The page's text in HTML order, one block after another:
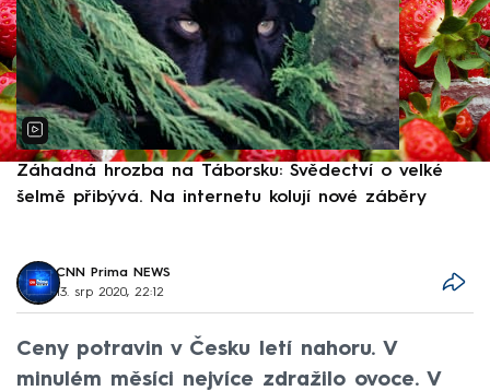
Záhadná hrozba na Táborsku: Svědectví o velké
šelmě přibývá. Na internetu kolují nové záběry
CNN Prima NEWS
13. srp 2020, 22:12
Ceny potravin v Česku letí nahoru. V
minulém měsíci nejvíce zdražilo ovoce. V